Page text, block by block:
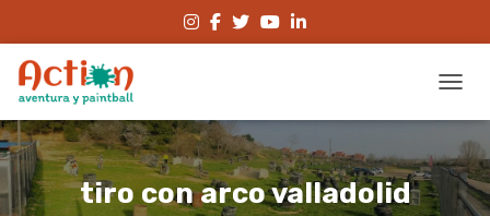
tiro con arco valladolid